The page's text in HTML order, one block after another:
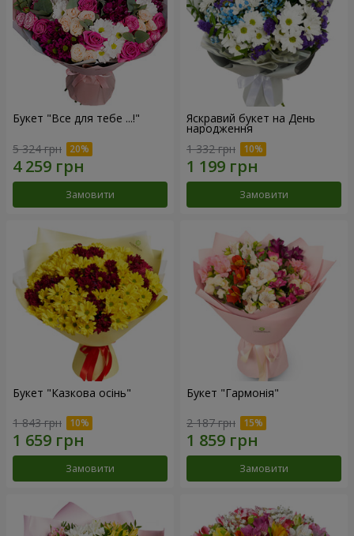
Букет "Все для тебе ...!"
5 324 грн
Замовити
Яскравий букет на День
народження
1 332 грн
Замовити
Букет "Казкова осінь"
1 843 грн
Замовити
Букет "Гармонія"
2 187 грн
Замовити